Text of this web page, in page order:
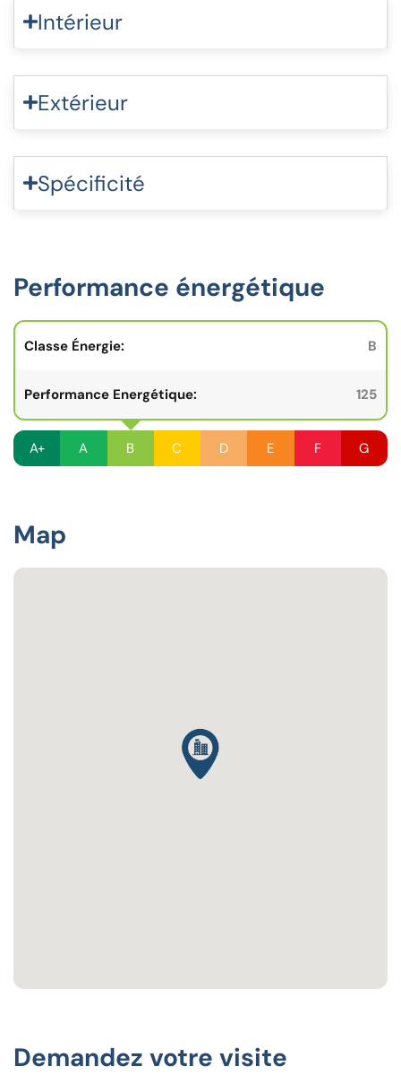
Intérieur
Extérieur
Spécificité
Performance énergétique
Classe Énergie: B
Performance Energétique: 125
A+ A B C D E F G
Map
Demandez votre visite